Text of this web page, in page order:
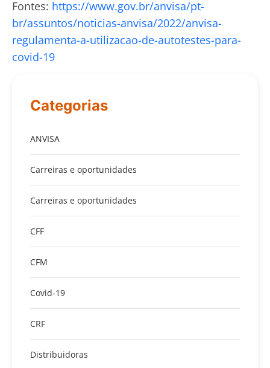
Fontes: https://www.gov.br/anvisa/pt-
br/assuntos/noticias-anvisa/2022/anvisa-
regulamenta-a-utilizacao-de-autotestes-para-
covid-19
Categorias
ANVISA
Carreiras e oportunidades
Carreiras e oportunidades
CFF
CFM
Covid-19
CRF
Distribuidoras